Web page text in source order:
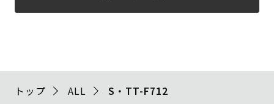
トップ ALL S・TT-F712